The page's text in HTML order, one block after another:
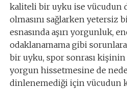
kaliteli bir uyku ise vücudun
olmasını sağlarken yetersiz
esnasında aşırı yorgunluk,
odaklanamama gibi
bir uyku, spor sonrası
yorgun hissetmesine de
dinlenemediği için vücudun